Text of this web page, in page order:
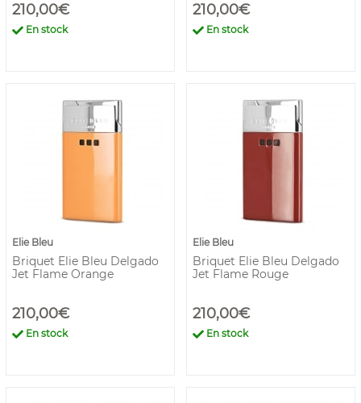
210,00€
En stock
210,00€
En stock
Elie Bleu
Briquet Elie Bleu Delgado
Jet Flame Orange
210,00€
En stock
Elie Bleu
Briquet Elie Bleu Delgado
Jet Flame Rouge
210,00€
En stock